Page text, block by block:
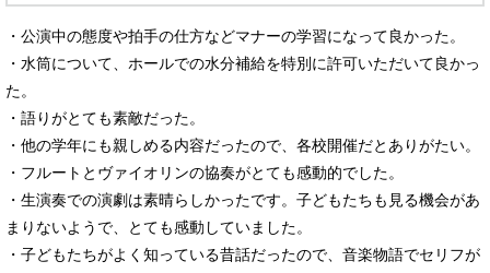
・公演中の態度や拍手の仕方などマナーの学習になって良かった。
・水筒について、ホールでの水分補給を特別に許可いただいて良かっ
た。
・語りがとても素敵だった。
・他の学年にも親しめる内容だったので、各校開催だとありがたい。
・フルートとヴァイオリンの協奏がとても感動的でした。
・生演奏での演劇は素晴らしかったです。子どもたちも見る機会があ
まりないようで、とても感動していました。
・子どもたちがよく知っている昔話だったので、音楽物語でセリフが